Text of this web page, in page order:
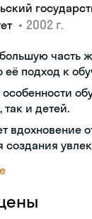
• 2002 г.
часть
её подход к
так и детей.
вдохновение
создания